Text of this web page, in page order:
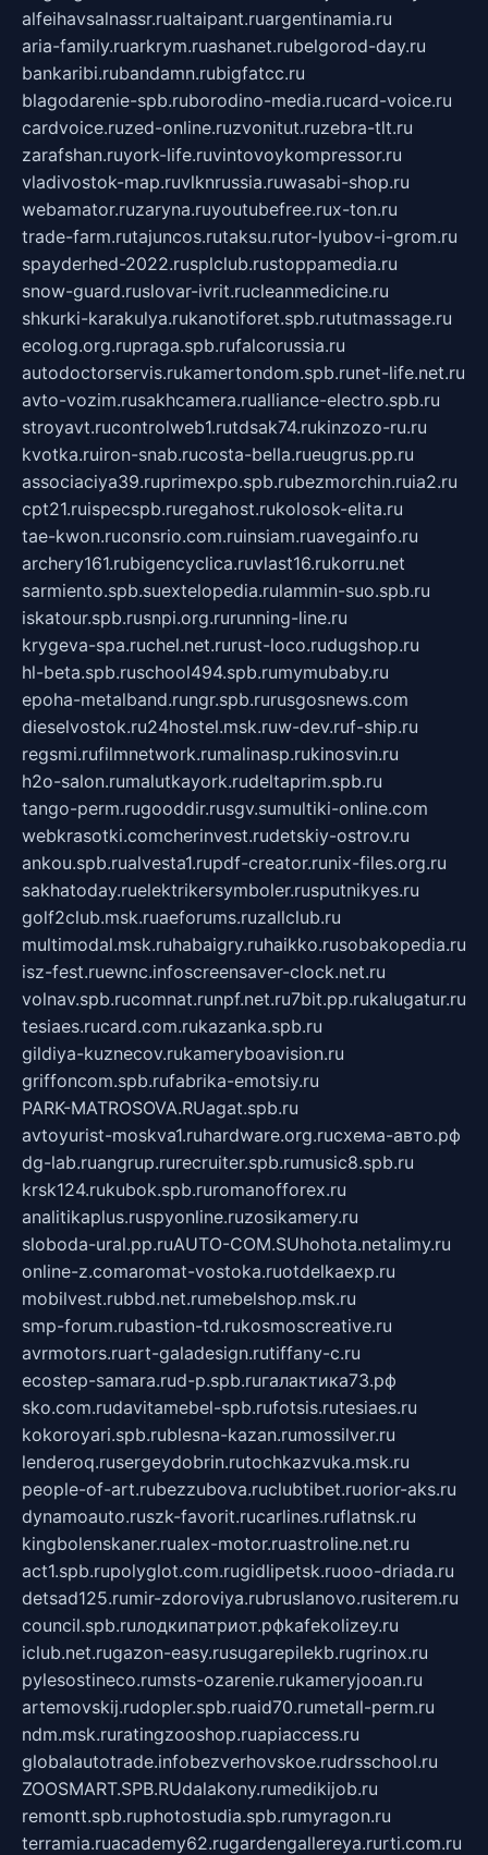
alfeihavsalnassr.rualtaipant.ruargentinamia.ru
aria-family.ruarkrym.ruashanet.rubelgorod-day.ru
bankaribi.rubandamn.rubigfatcc.ru
blagodarenie-spb.ruborodino-media.rucard-voice.ru
cardvoice.ruzed-online.ruzvonitut.ruzebra-tlt.ru
zarafshan.ruyork-life.ruvintovoykompressor.ru
vladivostok-map.ruvlknrussia.ruwasabi-shop.ru
webamator.ruzaryna.ruyoutubefree.rux-ton.ru
trade-farm.rutajuncos.rutaksu.rutor-lyubov-i-grom.ru
spayderhed-2022.rusplclub.rustoppamedia.ru
snow-guard.ruslovar-ivrit.rucleanmedicine.ru
shkurki-karakulya.rukanotiforet.spb.rututmassage.ru
ecolog.org.rupraga.spb.rufalcorussia.ru
autodoctorservis.rukamertondom.spb.runet-life.net.ru
avto-vozim.rusakhcamera.rualliance-electro.spb.ru
stroyavt.rucontrolweb1.rutdsak74.rukinzozo-ru.ru
kvotka.ruiron-snab.rucosta-bella.rueugrus.pp.ru
associaciya39.ruprimexpo.spb.rubezmorchin.ruia2.ru
cpt21.ruispecspb.ruregahost.rukolosok-elita.ru
tae-kwon.ruconsrio.com.ruinsiam.ruavegainfo.ru
archery161.rubigencyclica.ruvlast16.rukorru.net
sarmiento.spb.suextelopedia.rulammin-suo.spb.ru
iskatour.spb.rusnpi.org.rurunning-line.ru
krygeva-spa.ruchel.net.rurust-loco.rudugshop.ru
hl-beta.spb.ruschool494.spb.rumymubaby.ru
epoha-metalband.rungr.spb.rurusgosnews.com
dieselvostok.ru24hostel.msk.ruw-dev.ruf-ship.ru
regsmi.rufilmnetwork.rumalinasp.rukinosvin.ru
h2o-salon.rumalutkayork.rudeltaprim.spb.ru
tango-perm.rugooddir.rusgv.sumultiki-online.com
webkrasotki.comcherinvest.rudetskiy-ostrov.ru
ankou.spb.rualvesta1.rupdf-creator.runix-files.org.ru
sakhatoday.ruelektrikersymboler.rusputnikyes.ru
golf2club.msk.ruaeforums.ruzallclub.ru
multimodal.msk.ruhabaigry.ruhaikko.rusobakopedia.ru
isz-fest.ruewnc.infoscreensaver-clock.net.ru
volnav.spb.rucomnat.runpf.net.ru7bit.pp.rukalugatur.ru
tesiaes.rucard.com.rukazanka.spb.ru
gildiya-kuznecov.rukameryboavision.ru
griffoncom.spb.rufabrika-emotsiy.ru
PARK-MATROSOVA.RUagat.spb.ru
avtoyurist-moskva1.ruhardware.org.ruсхема-авто.рф
dg-lab.ruangrup.rurecruiter.spb.rumusic8.spb.ru
krsk124.rukubok.spb.ruromanofforex.ru
analitikaplus.ruspyonline.ruzosikamery.ru
sloboda-ural.pp.ruAUTO-COM.SUhohota.netalimy.ru
online-z.comaromat-vostoka.ruotdelkaexp.ru
mobilvest.rubbd.net.rumebelshop.msk.ru
smp-forum.rubastion-td.rukosmoscreative.ru
avrmotors.ruart-galadesign.rutiffany-c.ru
ecostep-samara.rud-p.spb.ruгалактика73.рф
sko.com.rudavitamebel-spb.rufotsis.rutesiaes.ru
kokoroyari.spb.rublesna-kazan.rumossilver.ru
lenderoq.rusergeydobrin.rutochkazvuka.msk.ru
people-of-art.rubezzubova.ruclubtibet.ruorior-aks.ru
dynamoauto.ruszk-favorit.rucarlines.ruflatnsk.ru
kingbolenskaner.rualex-motor.ruastroline.net.ru
act1.spb.rupolyglot.com.rugidlipetsk.ruooo-driada.ru
detsad125.rumir-zdoroviya.rubruslanovo.rusiterem.ru
council.spb.ruлодкипатриот.рфkafekolizey.ru
iclub.net.rugazon-easy.rusugarepilekb.rugrinox.ru
pylesostineco.rumsts-ozarenie.rukameryjooan.ru
artemovskij.rudopler.spb.ruaid70.rumetall-perm.ru
ndm.msk.ruratingzooshop.ruapiaccess.ru
globalautotrade.infobezverhovskoe.rudrsschool.ru
ZOOSMART.SPB.RUdalakony.rumedikijob.ru
remontt.spb.ruphotostudia.spb.rumyragon.ru
terramia.ruacademy62.rugardengallereya.rurti.com.ru